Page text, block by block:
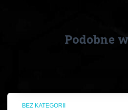
Podobne
BEZ KATEGORII